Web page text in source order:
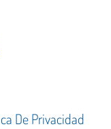
De Privacidad